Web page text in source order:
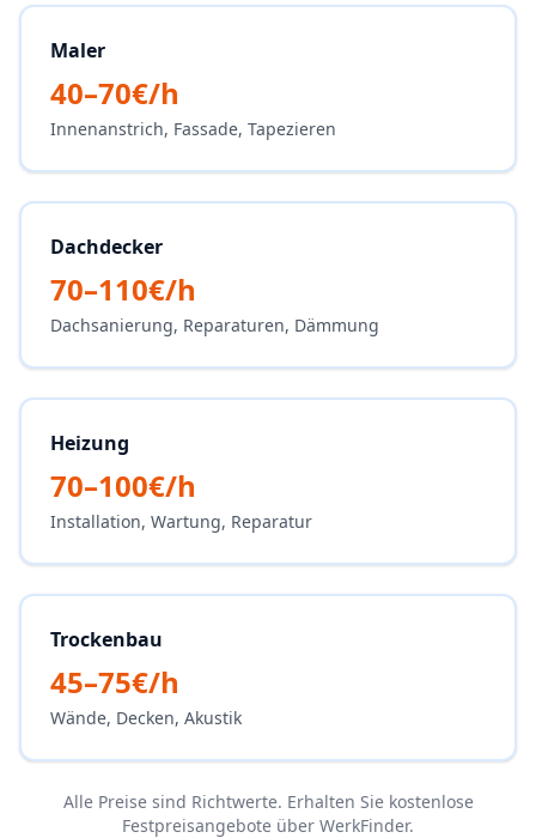
Maler
40–70€/h
Innenanstrich, Fassade, Tapezieren
Dachdecker
70–110€/h
Dachsanierung, Reparaturen, Dämmung
Heizung
70–100€/h
Installation, Wartung, Reparatur
Trockenbau
45–75€/h
Wände, Decken, Akustik
Alle Preise sind Richtwerte. Erhalten Sie kostenlose
Festpreisangebote über WerkFinder.